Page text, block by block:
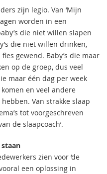
zijn legio. Van ‘Mijn
worden in een
die niet willen slapen
die niet willen drinken,
gewend. Baby’s die maar
op de groep, dus veel
maar één dag per week
en veel andere
Van strakke slaap
tot voorgeschreven
de slaapcoach’.
staan
zien voor ‘de
een oplossing in